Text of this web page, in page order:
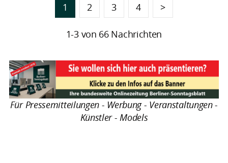
1 2 3 4 >
1-3 von 66 Nachrichten
Für Pressemitteilungen - Werbung - Veranstaltungen -
Künstler - Models